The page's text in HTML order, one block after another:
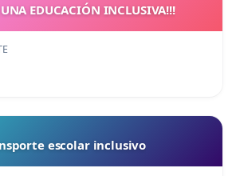
UNA EDUCACIÓN INCLUSIVA!!!
Un transporte escolar inclusivo